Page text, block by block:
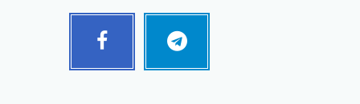
Facebook Telegram
Follow